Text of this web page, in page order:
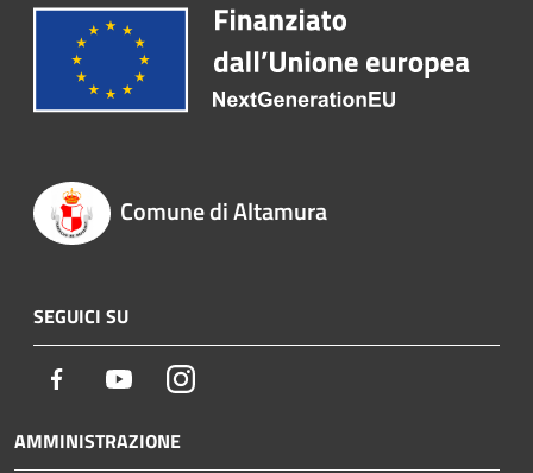
Comune di Altamura
SEGUICI SU
Facebook YoutubeInstagram
AMMINISTRAZIONE